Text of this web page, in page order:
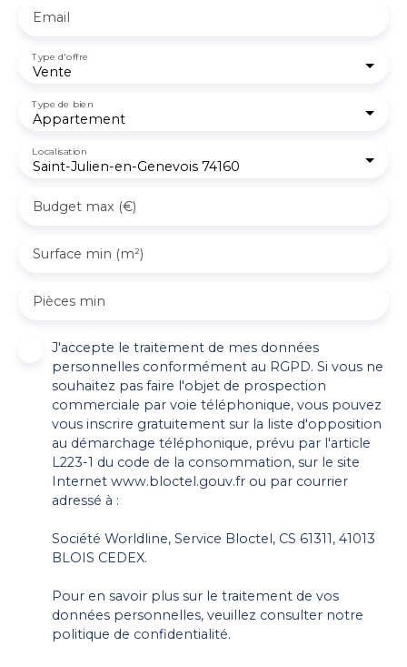
Email
Vente
Type d'offre
Appartement
Type de bien
Saint-Julien-en-Genevois 74160
Localisation
Budget max (€)
Surface min (m²)
Pièces min
J'accepte le traitement de mes données
personnelles conformément au RGPD. Si vous ne
souhaitez pas faire l'objet de prospection
commerciale par voie téléphonique, vous pouvez
vous inscrire gratuitement sur la liste d'opposition
au démarchage téléphonique, prévu par l'article
L223-1 du code de la consommation, sur le site
Internet www.bloctel.gouv.fr ou par courrier
adressé à :
Société Worldline, Service Bloctel, CS 61311, 41013
BLOIS CEDEX.
Pour en savoir plus sur le traitement de vos
données personnelles, veuillez consulter notre
politique de confidentialité.